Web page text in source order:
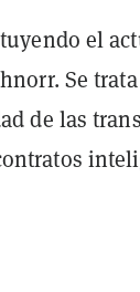
el
Se
de las